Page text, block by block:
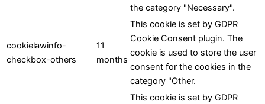
the category "Necessary".
cookielawinfo-
checkbox-others
11
months
This cookie is set by GDPR
Cookie Consent plugin. The
cookie is used to store the user
consent for the cookies in the
category "Other.
This cookie is set by GDPR